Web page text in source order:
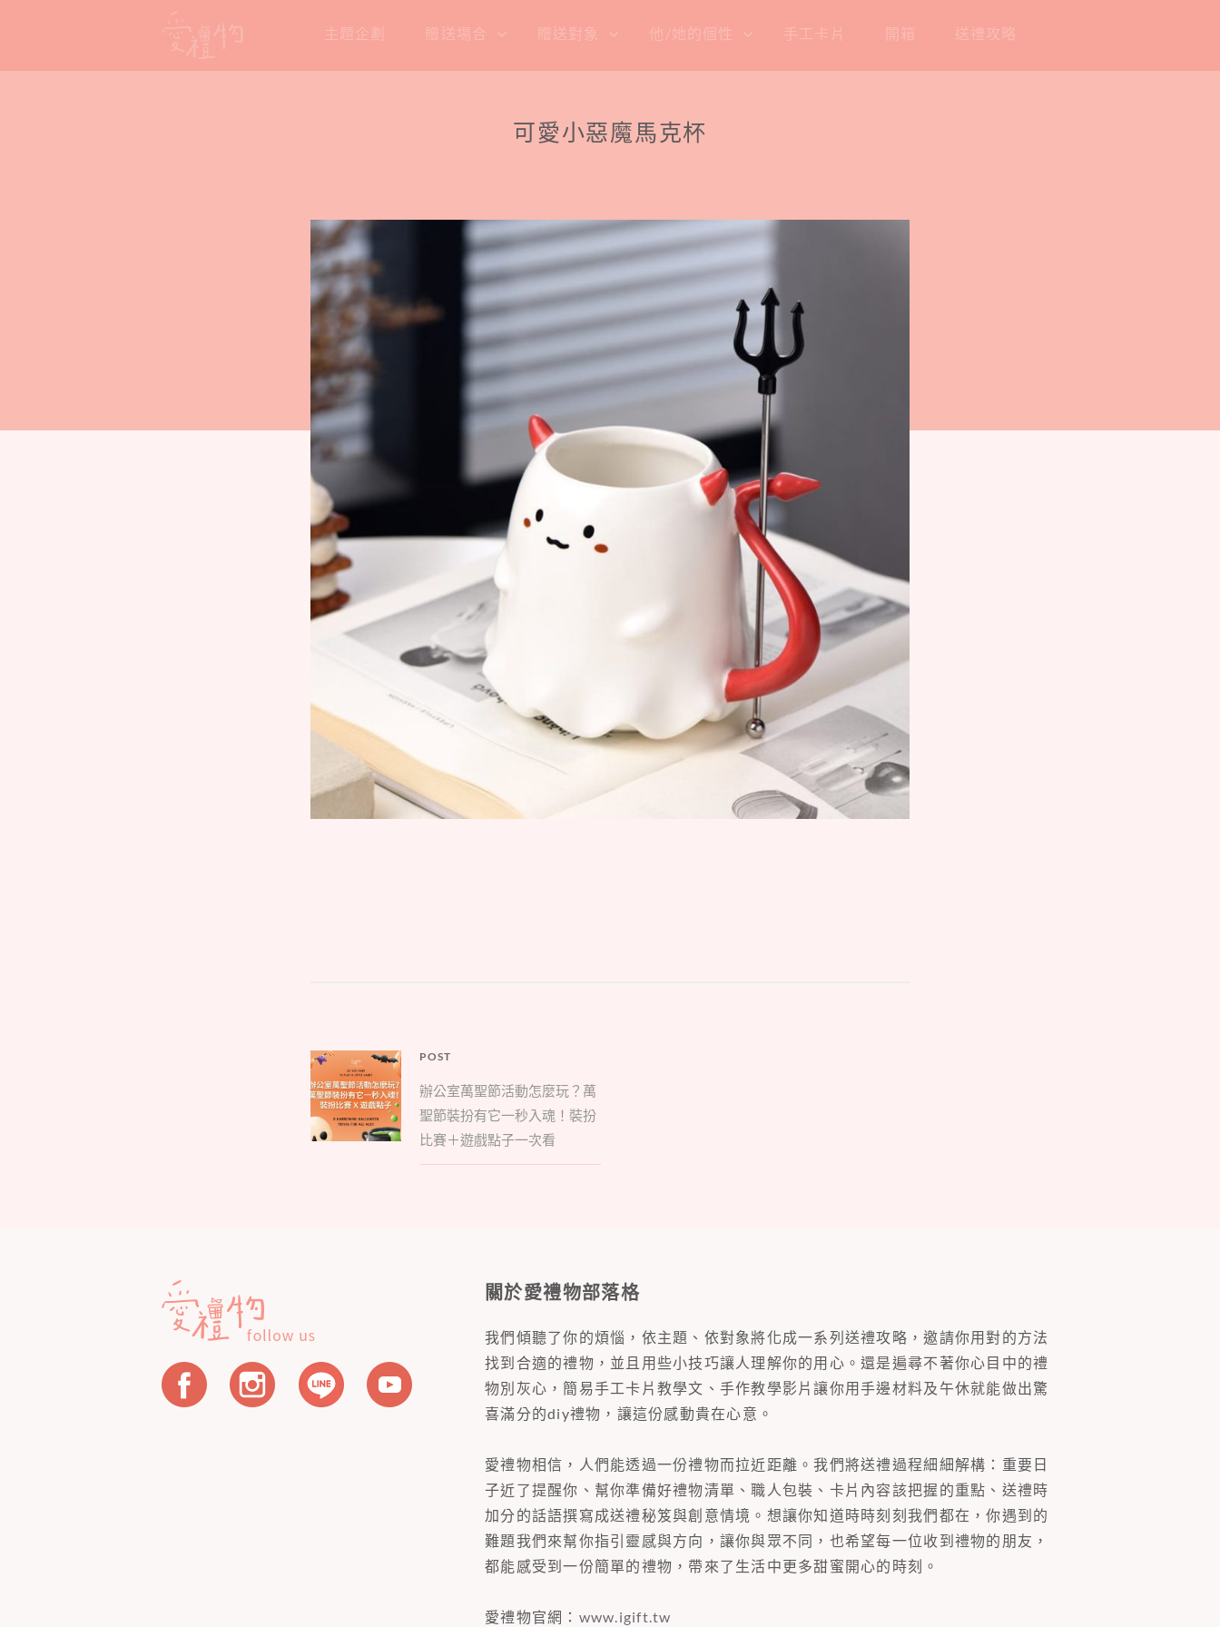
content
主題企劃 贈送場合 贈送對象 他/她的個性 手工卡片 開箱 送禮攻略
可愛小惡魔馬克杯
文
章
導
覽
POST
Parent
post:
辦公室萬聖節活動怎麼玩？萬
聖節裝扮有它一秒入魂！裝扮
比賽＋遊戲點子一次看
關於愛禮物部落格
我們傾聽了你的煩惱，依主題、依對象將化成一系列送禮攻略，邀請你用對的方法
找到合適的禮物，並且用些小技巧讓人理解你的用心。還是遍尋不著你心目中的禮
物別灰心，簡易手工卡片教學文、手作教學影片讓你用手邊材料及午休就能做出驚
喜滿分的diy禮物，讓這份感動貴在心意。
愛禮物相信，人們能透過一份禮物而拉近距離。我們將送禮過程細細解構：重要日
子近了提醒你、幫你準備好禮物清單、職人包裝、卡片內容該把握的重點、送禮時
加分的話語撰寫成送禮秘笈與創意情境。想讓你知道時時刻刻我們都在，你遇到的
難題我們來幫你指引靈感與方向，讓你與眾不同，也希望每一位收到禮物的朋友，
都能感受到一份簡單的禮物，帶來了生活中更多甜蜜開心的時刻。
愛禮物官網： www.igift.tw